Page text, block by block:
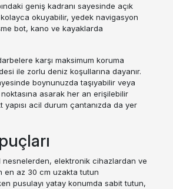
geniş kadranı sayesinde açık
kolayca okuyabilir, yedek navigasyon
bot, kano ve kayaklarda
karşı maksimum koruma
ile zorlu deniz koşullarına dayanır.
boynunuzda taşıyabilir veya
asarak her an erişilebilir
yapısı acil durum çantanızda da yer
nesnelerden, elektronik cihazlardan ve
en az 30 cm uzakta tutun
pusulayı yatay konumda sabit tutun,